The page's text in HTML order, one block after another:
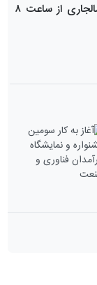
مختلف از تاریخ 29 بهمن لغایت 1 اسفندماه سالجاری از ساعت ۸